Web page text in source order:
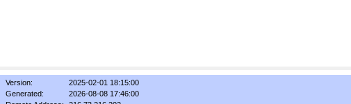
Version:
2025-02-01 18:15:00
Generated:
2026-08-08 17:46:00